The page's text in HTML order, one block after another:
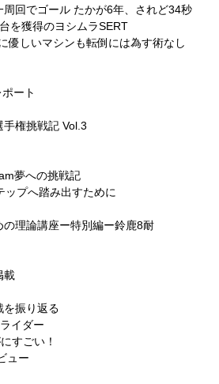
回でゴール たかが6年、されど34秒
を獲得のヨシムラSERT
優しいマシンも転倒には為す術なし
ート
権挑戦記 Vol.3
夢への挑戦記
プへ踏み出すために
理論講座ー特別編ー鈴鹿8耐
載
を振り返る
イダー
すごい！
ュー